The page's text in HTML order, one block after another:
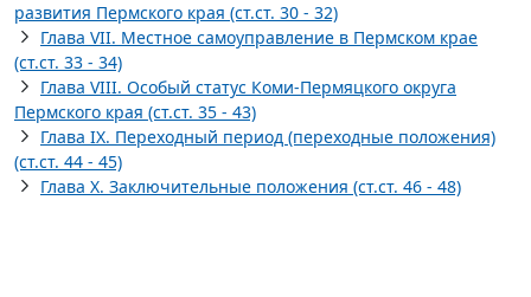
развития Пермского края (ст.ст. 30 - 32)
Глава VII. Местное самоуправление в Пермском крае
(ст.ст. 33 - 34)
Глава VIII. Особый статус Коми-Пермяцкого округа
Пермского края (ст.ст. 35 - 43)
Глава IX. Переходный период (переходные положения)
(ст.ст. 44 - 45)
Глава X. Заключительные положения (ст.ст. 46 - 48)